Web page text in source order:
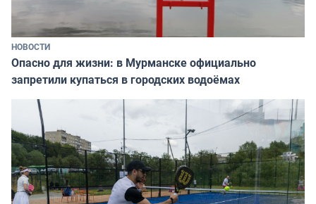
НОВОСТИ
Опасно для жизни: в Мурманске официально
запретили купаться в городских водоёмах